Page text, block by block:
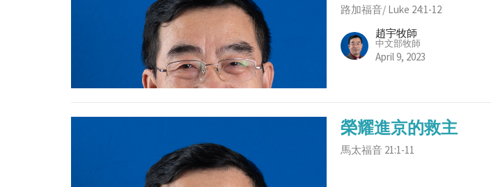
路加福音/ Luke 24:1-12
趙宇牧師
中文部牧師
April 9, 2023
榮耀進京的救主
馬太福音 21:1-11